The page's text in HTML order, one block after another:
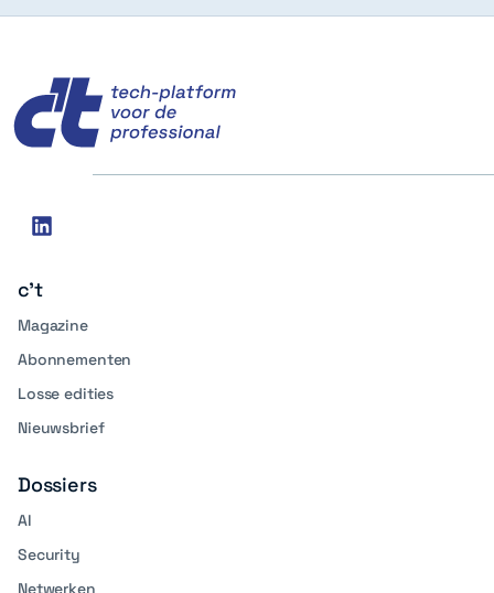
Social
linkedin
c't
Magazine
Abonnementen
Losse edities
Nieuwsbrief
Dossiers
AI
Security
Netwerken